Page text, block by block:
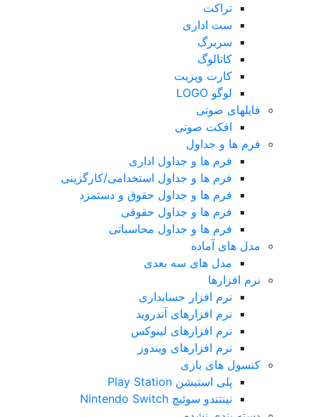
تراکت
ست اداری
سربرگ
کاتالوگ
کارت ویزیت
لوگو LOGO
فایلهای صوتی
افکت صوتی
فرم ها و جداول
فرم ها و جداول اداری
فرم ها و جداول استخدامی/کارگزینی
فرم ها و جداول حقوق و دستمزد
فرم ها و جداول حقوقی
فرم ها و جداول محاسباتی
مدل های آماده
مدل های سه بعدی
نرم افزارها
نرم افزار حسابداری
نرم افزارهای آندروید
نرم افزارهای لینوکس
نرم افزارهای ویندوز
کنسول های بازی
پلی استیشن Play Station
نینتندو سوئیچ Nintendo Switch